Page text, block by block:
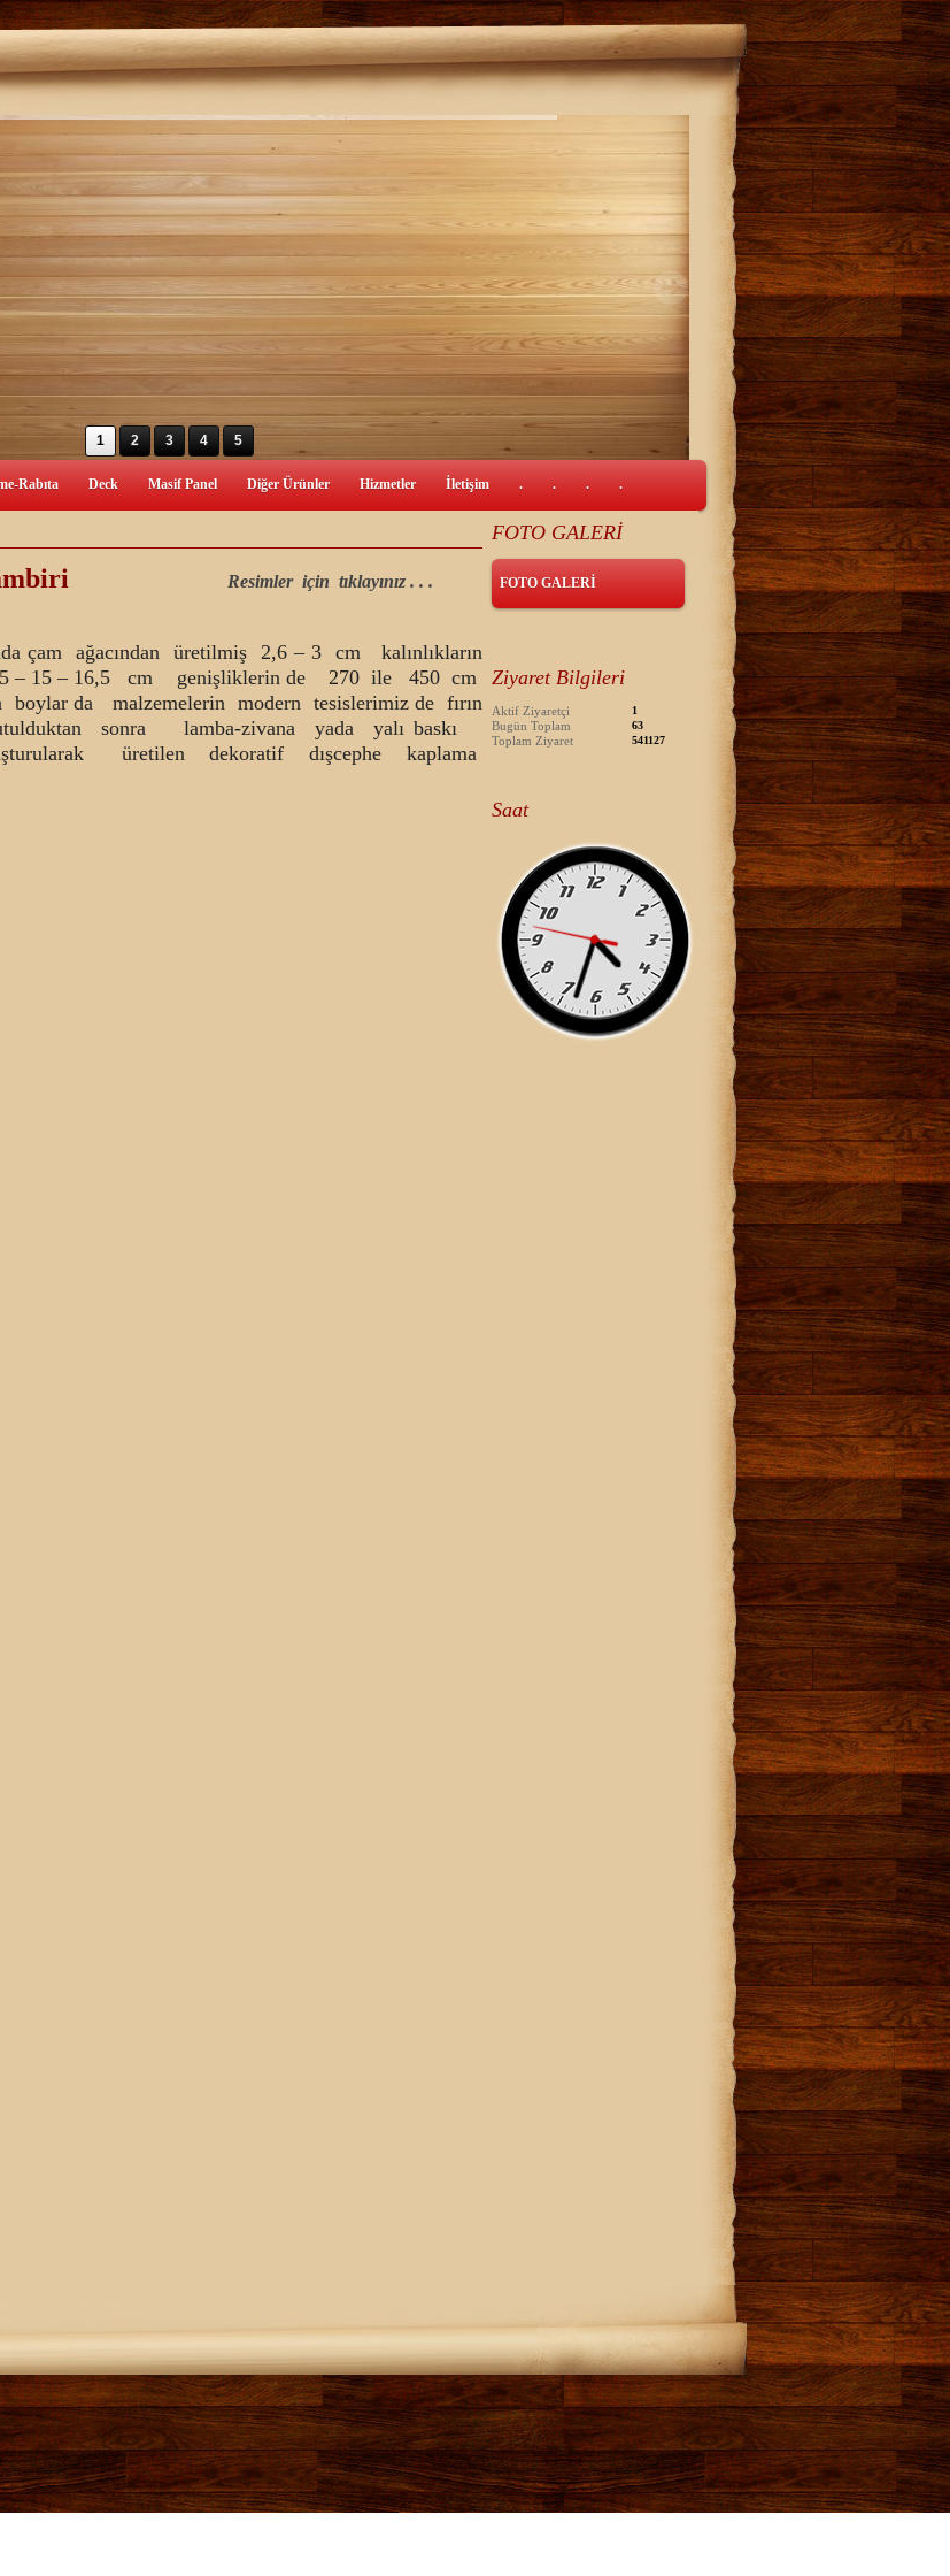
1 2 3 4 5
Rabıta Deck Masif Panel Diğer Ürünler Hizmetler İletişim . . . .
Lambiri Resimler için tıklayınız . . .
ağacından üretilmiş 2,6 – 3 cm kalınlıkların
– 15 – 16,5 cm genişliklerin de 270 ile 450 cm
boylar da malzemelerin modern tesislerimiz de fırın
sonra lamba-zivana yada yalı baskı
üretilen dekoratif dışcephe kaplama
FOTO GALERİ
FOTO GALERİ
Ziyaret Bilgileri
Aktif Ziyaretçi 1
Bugün Toplam 63
Toplam Ziyaret 541127
Saat